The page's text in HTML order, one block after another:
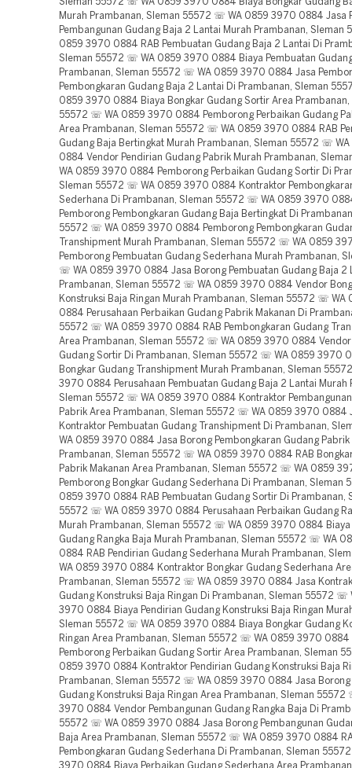
Sleman 55572 ☏ WA 0859 3970 0884 Biaya Bongkar Gudang
Murah Prambanan, Sleman 55572 ☏ WA 0859 3970 0884 Jasa
Pembangunan Gudang Baja 2 Lantai Murah Prambanan, Sleman
0859 3970 0884 RAB Pembuatan Gudang Baja 2 Lantai Di
Sleman 55572 ☏ WA 0859 3970 0884 Biaya Pembuatan
Prambanan, Sleman 55572 ☏ WA 0859 3970 0884 Jasa
Pembongkaran Gudang Baja 2 Lantai Di Prambanan, Sleman
0859 3970 0884 Biaya Bongkar Gudang Sortir Area Prambanan,
55572 ☏ WA 0859 3970 0884 Pemborong Perbaikan Gudang
Area Prambanan, Sleman 55572 ☏ WA 0859 3970 0884 RAB
Gudang Baja Bertingkat Murah Prambanan, Sleman 55572 ☏
0884 Vendor Pendirian Gudang Pabrik Murah Prambanan,
WA 0859 3970 0884 Pemborong Perbaikan Gudang Sortir Di
Sleman 55572 ☏ WA 0859 3970 0884 Kontraktor
Sederhana Di Prambanan, Sleman 55572 ☏ WA 0859 3970
Pemborong Pembongkaran Gudang Baja Bertingkat Di
55572 ☏ WA 0859 3970 0884 Pemborong Pembongkaran
Transhipment Murah Prambanan, Sleman 55572 ☏ WA 0859
Pemborong Pembuatan Gudang Sederhana Murah Prambanan,
☏ WA 0859 3970 0884 Jasa Borong Pembuatan Gudang Baja 2
Prambanan, Sleman 55572 ☏ WA 0859 3970 0884 Vendor
Konstruksi Baja Ringan Murah Prambanan, Sleman 55572 ☏ WA
0884 Perusahaan Perbaikan Gudang Pabrik Makanan Di
55572 ☏ WA 0859 3970 0884 RAB Pembongkaran Gudang
Area Prambanan, Sleman 55572 ☏ WA 0859 3970 0884 Vendor
Gudang Sortir Di Prambanan, Sleman 55572 ☏ WA 0859 3970
Bongkar Gudang Transhipment Murah Prambanan, Sleman
3970 0884 Perusahaan Pembuatan Gudang Baja 2 Lantai Murah
Sleman 55572 ☏ WA 0859 3970 0884 Kontraktor
Pabrik Area Prambanan, Sleman 55572 ☏ WA 0859 3970 0884
Kontraktor Pembuatan Gudang Transhipment Di Prambanan,
WA 0859 3970 0884 Jasa Borong Pembongkaran Gudang Pabrik
Prambanan, Sleman 55572 ☏ WA 0859 3970 0884 RAB
Pabrik Makanan Area Prambanan, Sleman 55572 ☏ WA 0859
Pemborong Bongkar Gudang Sederhana Di Prambanan, Sleman
0859 3970 0884 RAB Pembuatan Gudang Sortir Di Prambanan,
55572 ☏ WA 0859 3970 0884 Perusahaan Perbaikan Gudang
Murah Prambanan, Sleman 55572 ☏ WA 0859 3970 0884 Biaya
Gudang Rangka Baja Murah Prambanan, Sleman 55572 ☏ WA
0884 RAB Pendirian Gudang Sederhana Murah Prambanan,
WA 0859 3970 0884 Kontraktor Bongkar Gudang Sederhana
Prambanan, Sleman 55572 ☏ WA 0859 3970 0884 Jasa
Gudang Konstruksi Baja Ringan Di Prambanan, Sleman 55572 ☏
3970 0884 Biaya Pendirian Gudang Konstruksi Baja Ringan
Sleman 55572 ☏ WA 0859 3970 0884 Biaya Bongkar Gudang
Ringan Area Prambanan, Sleman 55572 ☏ WA 0859 3970 0884
Pemborong Perbaikan Gudang Sortir Area Prambanan, Sleman
0859 3970 0884 Kontraktor Pendirian Gudang Konstruksi Baja
Prambanan, Sleman 55572 ☏ WA 0859 3970 0884 Jasa Borong
Gudang Konstruksi Baja Ringan Area Prambanan, Sleman
3970 0884 Vendor Pembangunan Gudang Rangka Baja Di
55572 ☏ WA 0859 3970 0884 Jasa Borong Pembangunan
Baja Area Prambanan, Sleman 55572 ☏ WA 0859 3970 0884
Pembongkaran Gudang Sederhana Di Prambanan, Sleman
3970 0884 Biaya Perbaikan Gudang Sederhana Area